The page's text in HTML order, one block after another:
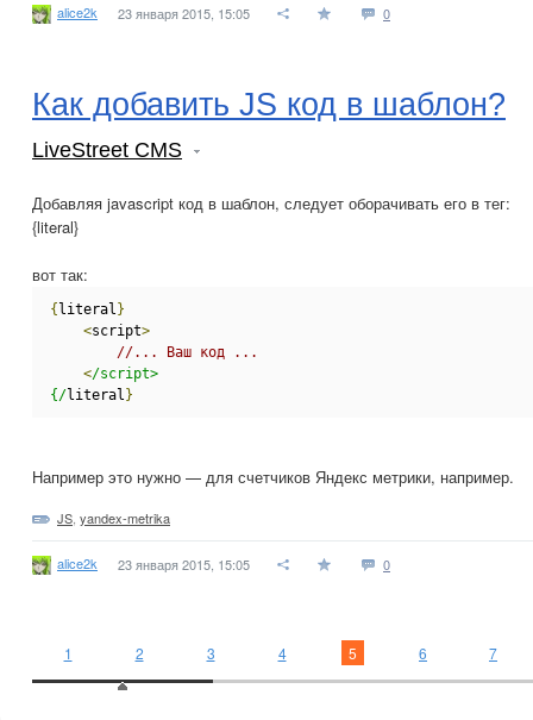
alice2k 23 января 2015, 15:05 0
Как добавить JS код в шаблон?
LiveStreet CMS
Добавляя javascript код в шаблон, следует оборачивать его в тег:
{literal}
вот так:
{ literal }
<script>
//... Ваш код ...
</script>
{/literal }
Например это нужно — для счетчиков Яндекс метрики, например.
JS yandex-metrika
alice2k 23 января 2015, 15:05 0
1 2 3 4 5 6 7